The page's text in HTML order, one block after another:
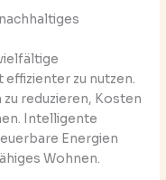
effizienter zu nutzen.
reduzieren, Kosten
Intelligente
Energien
Wohnen.